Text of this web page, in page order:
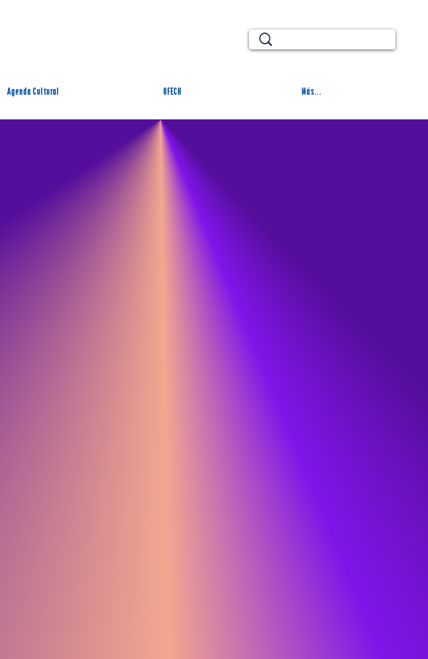
Agenda Cultural OFECH Más...